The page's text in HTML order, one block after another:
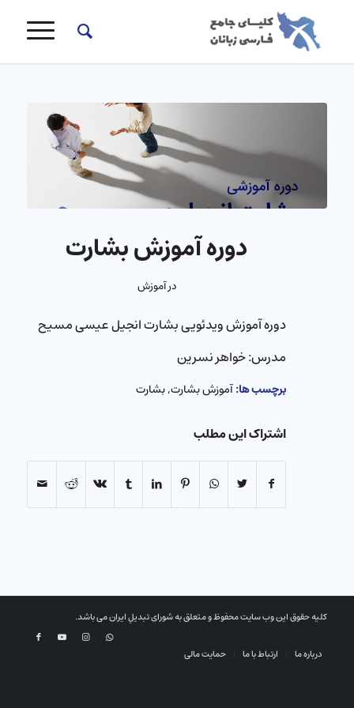
دوره آموزش بشارت
درآموزش
دوره آموزش ویدئویی بشارت انجیل عیسی مسیح
مدرس: خواهر نسرین
برچسب ها:آموزش بشارت,بشارت
اشتراک این مطلب
کلیه حقوق این وب سایت محفوظ و متعلق به شورای تبدیلِ ایران می باشد.
درباره ما ارتباط با ما حمایت مالی